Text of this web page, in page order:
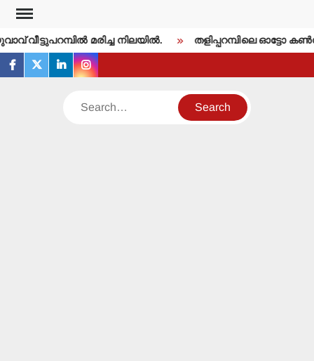
Skip
content
വീട്ടുപറമ്പില്‍ മരിച്ച നിലയില്‍. തളിപ്പറമ്പിലെ ഓട്ടോ
facebook
twitterlinkedininstagram
Search